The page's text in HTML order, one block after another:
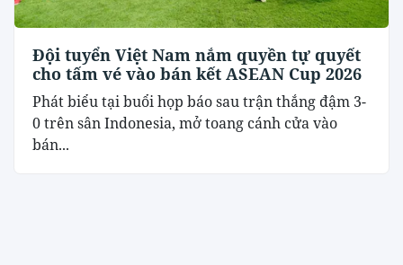
Đội tuyển Việt Nam nắm quyền tự quyết
cho tấm vé vào bán kết ASEAN Cup 2026
Phát biểu tại buổi họp báo sau trận thắng đậm 3-
0 trên sân Indonesia, mở toang cánh cửa vào
bán...